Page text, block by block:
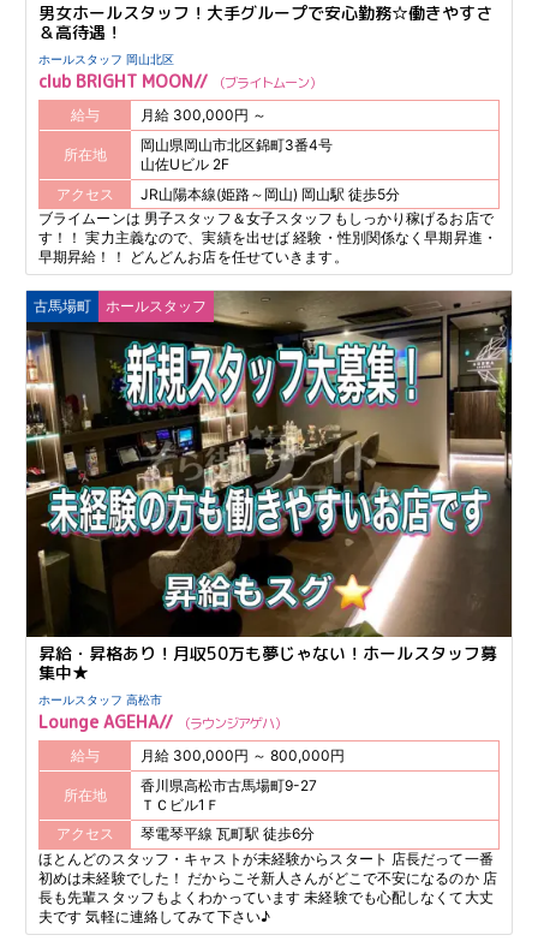
男女ホールスタッフ！大手グループで安心勤務☆働きやすさ
＆高待遇！
ホールスタッフ 岡山北区
club BRIGHT MOON// ブライトムーン
給与 月給 300,000円 ～
所在地
岡山県岡山市北区錦町3番4号
山佐Uビル 2F
アクセス
JR山陽本線(姫路～岡山) 岡山駅 徒歩5分
ブライムーンは 男子スタッフ＆女子スタッフもしっかり稼げるお店で
す！！ 実力主義なので、実績を出せば 経験・性別関係なく早期昇進・
早期昇給！！ どんどんお店を任せていきます。
古馬場町 ホールスタッフ
昇給・昇格あり！月収50万も夢じゃない！ホールスタッフ募
集中★
ホールスタッフ 高松市
Lounge AGEHA// ラウンジアゲハ
給与 月給 300,000円 ～ 800,000円
所在地
香川県高松市古馬場町9-27
ＴＣビル1Ｆ
アクセス
琴電琴平線 瓦町駅 徒歩6分
ほとんどのスタッフ・キャストが未経験からスタート 店長だって一番
初めは未経験でした！ だからこそ新人さんがどこで不安になるのか 店
長も先輩スタッフもよくわかっています 未経験でも心配しなくて大丈
夫です 気軽に連絡してみて下さい♪